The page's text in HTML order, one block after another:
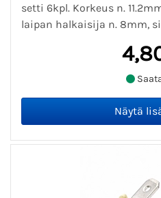
setti 6kpl. Korkeus n.
laipan halkaisija n. 8mm,